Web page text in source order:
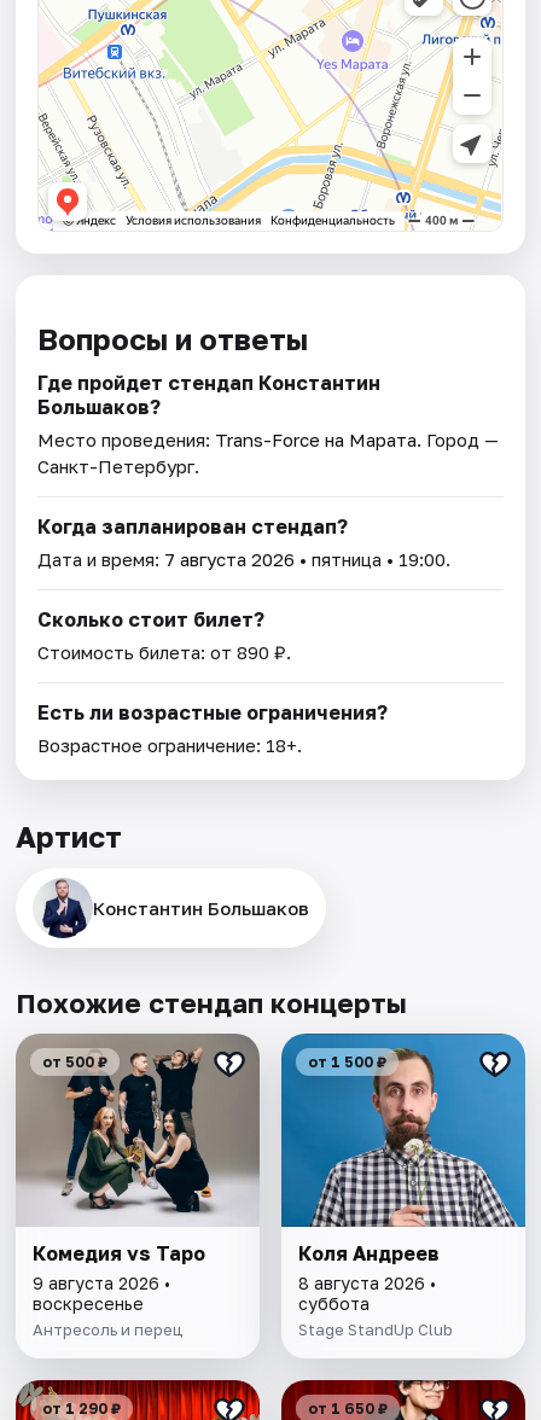
Вопросы и ответы
Где пройдет стендап Константин
Большаков?
Место проведения: Trans-Force на Марата. Город —
Санкт-Петербург.
Когда запланирован стендап?
Дата и время: 7 августа 2026 • пятница • 19:00.
Сколько стоит билет?
Стоимость билета: от 890 ₽.
Есть ли возрастные ограничения?
Возрастное ограничение: 18+.
Артист
Константин Большаков
Похожие стендап концерты
от 500 ₽
Комедия vs Таро
9 августа 2026 •
воскресенье
Антресоль и перец
от 1 500 ₽
Коля Андреев
8 августа 2026 •
суббота
Stage StandUp Club
от 1 290 ₽ от 1 650 ₽